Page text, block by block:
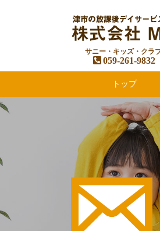
サニー・キッズ・クラ
059-261-9832
トップ